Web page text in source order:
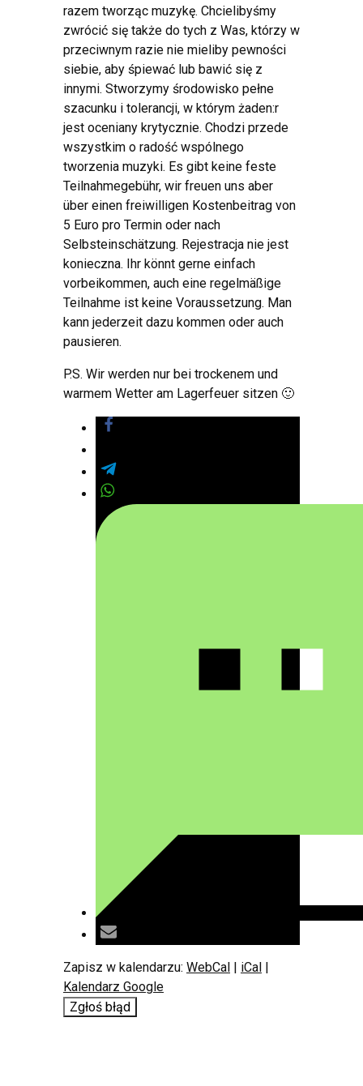
razem tworząc muzykę. Chcielibyśmy
zwrócić się także do tych z Was, którzy w
przeciwnym razie nie mieliby pewności
siebie, aby śpiewać lub bawić się z
innymi. Stworzymy środowisko pełne
szacunku i tolerancji, w którym żaden:r
jest oceniany krytycznie. Chodzi przede
wszystkim o radość wspólnego
tworzenia muzyki. Es gibt keine feste
Teilnahmegebühr, wir freuen uns aber
über einen freiwilligen Kostenbeitrag von
5 Euro pro Termin oder nach
Selbsteinschätzung. Rejestracja nie jest
konieczna. Ihr könnt gerne einfach
vorbeikommen, auch eine regelmäßige
Teilnahme ist keine Voraussetzung. Man
kann jederzeit dazu kommen oder auch
pausieren.
P.S. Wir werden nur bei trockenem und
warmem Wetter am Lagerfeuer sitzen 🙂
Zapisz w kalendarzu: WebCal | iCal |
Kalendarz Google
Zgłoś błąd